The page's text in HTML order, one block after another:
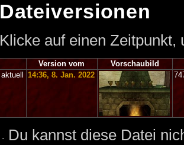
Dateiversionen
Klicke auf einen
Version vom
Vorschaubild
aktuell
14:36, 8. Jan. 2022
Du kannst diese Datei